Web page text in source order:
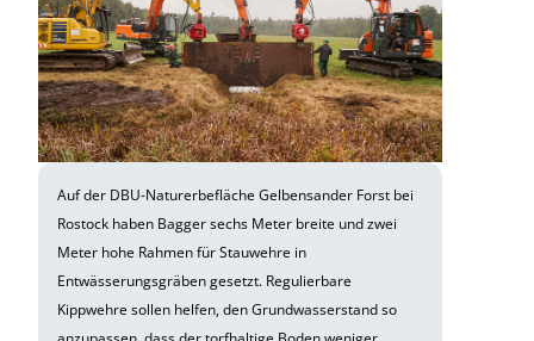
Auf der DBU-Naturerbefläche Gelbensander Forst bei
Rostock haben Bagger sechs Meter breite und zwei
Meter hohe Rahmen für Stauwehre in
Entwässerungsgräben gesetzt. Regulierbare
Kippwehre sollen helfen, den Grundwasserstand so